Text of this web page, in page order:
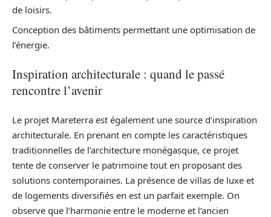
de loisirs.
Conception des bâtiments permettant une optimisation de
l’énergie.
Inspiration architecturale : quand le passé
rencontre l’avenir
Le projet Mareterra est également une source d’inspiration
architecturale. En prenant en compte les caractéristiques
traditionnelles de l’architecture monégasque, ce projet
tente de conserver le patrimoine tout en proposant des
solutions contemporaines. La présence de villas de luxe et
de logements diversifiés en est un parfait exemple. On
observe que l’harmonie entre le moderne et l’ancien